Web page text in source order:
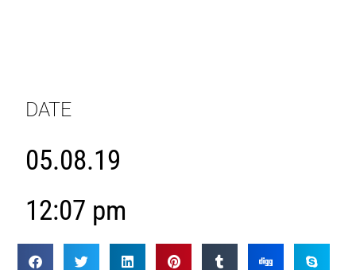
DATE
05.08.19
12:07 pm